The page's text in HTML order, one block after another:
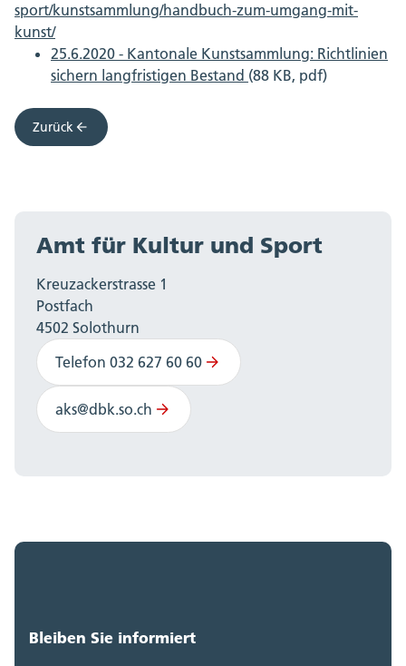
sport/kunstsammlung/handbuch-zum-umgang-mit-
kunst/
25.6.2020 - Kantonale Kunstsammlung: Richtlinien
sichern langfristigen Bestand (88 KB, pdf)
Zurück
Amt für Kultur und Sport
Kreuzackerstrasse 1
Postfach
4502 Solothurn
Telefon 032 627 60 60
aks@dbk.so.ch
Bleiben Sie informiert